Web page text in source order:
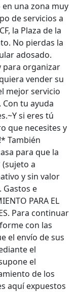
una zona muy
de servicios a
la Plaza de la
No pierdas la
adosado.
para organizar
vender su
mejor servicio
tu ayuda
si eres tú
que necesites y
También
para que la
(sujeto a
y sin valor
e
PARA EL
Para continuar
con las
el envío de sus
el
el
de los
aquí expuestos